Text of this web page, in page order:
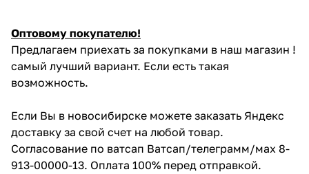
Оптовому покупателю!
Предлагаем приехать за покупками в наш магазин !
самый лучший вариант. Если есть такая
возможность.
Если Вы в новосибирске можете заказать Яндекс
доставку за свой счет на любой товар.
Согласование по ватсап Ватсап/телеграмм/мах 8-
913-00000-13. Оплата 100% перед отправкой.